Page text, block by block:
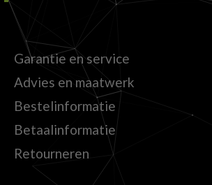
Garantie en service
Advies en maatwerk
Bestelinformatie
Betaalinformatie
Retourneren